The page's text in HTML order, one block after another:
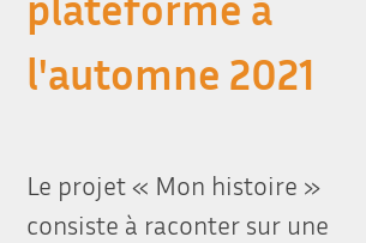
l'automne 2021
Le projet « Mon histoire »
consiste à raconter sur une